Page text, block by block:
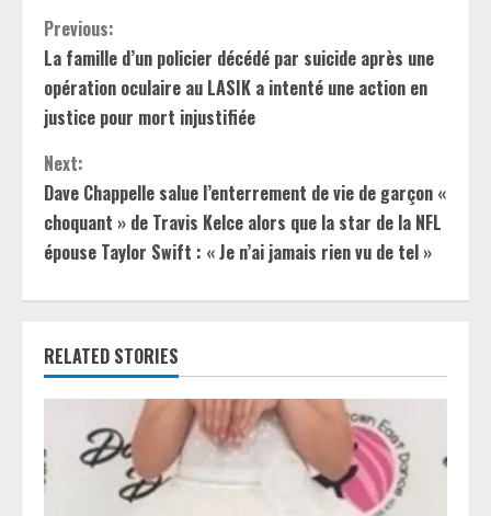
C
o
n
t
i
n
u
e
R
e
a
Previous:
La famille d’un policier décédé par suicide après une
opération oculaire au LASIK a intenté une action en
justice pour mort injustifiée
Next:
Dave Chappelle salue l’enterrement de vie de garçon «
choquant » de Travis Kelce alors que la star de la NFL
épouse Taylor Swift : « Je n’ai jamais rien vu de tel »
RELATED STORIES